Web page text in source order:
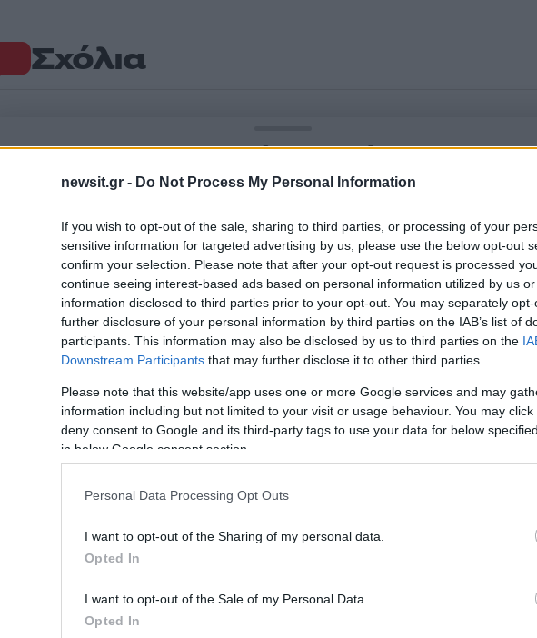
newsit.gr - Do Not Process My Personal Information
If you wish to opt-out of the sale, sharing to third parties, or processing of your
sensitive information for targeted advertising by us, please use the below opt-out
confirm your selection. Please note that after your opt-out request is processed
continue seeing interest-based ads based on personal information utilized by us
information disclosed to third parties prior to your opt-out. You may separately
further disclosure of your personal information by third parties on the IAB’s list of
participants. This information may also be disclosed by us to third parties on the
Downstream Participants that may further disclose it to other third parties.
Please note that this website/app uses one or more Google services and may
information including but not limited to your visit or usage behaviour. You may
deny consent to Google and its third-party tags to use your data for below
in below Google consent section.
Personal Data Processing Opt Outs
I want to opt-out of the Sharing of my personal data.
Opted In
I want to opt-out of the Sale of my Personal Data.
Opted In
Σχόλια
Σχολίασε εδώ
2000 /
Υποβολή σχολίου
Όροι Χρήσης. Το site προστατεύεται από reCAPTCHA, ισχύουν Πολιτική Απορρήτου&Όροι Χρήσηςτης
Αθλητικά
ΑΦΡΙΚΑΝΟΣ
ΒΡΑΒΕΙΟ ΠΟΔΟΣΦΑΙΡΙΣΤΗΣ ΧΑΚΙΜΙ
Share:
Ακολουθήστε το Νewsit.gr στο Google Newsκαι ενημερωθείτε
πρώτοι για όλη την ειδησεογραφία και τα